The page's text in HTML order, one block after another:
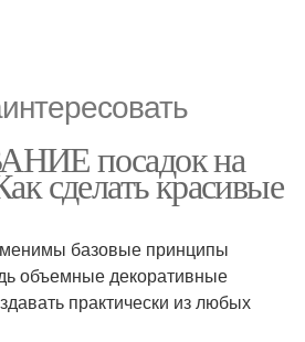
посадок на
сделать красивые
базовые принципы
объемные декоративные
практически из любых